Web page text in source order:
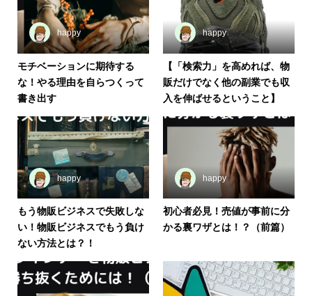
happy
モチベーションに期待する
な！やる理由を自らつくって
書き出す
happy
【「検索力」を高めれば、物
販だけでなく他の副業でも収
入を伸ばせるということ】
happy
もう物販ビジネスで失敗しな
い！物販ビジネスでもう負け
ない方法とは？！
happy
初心者必見！売値が事前に分
かる裏ワザとは！？（前篇）